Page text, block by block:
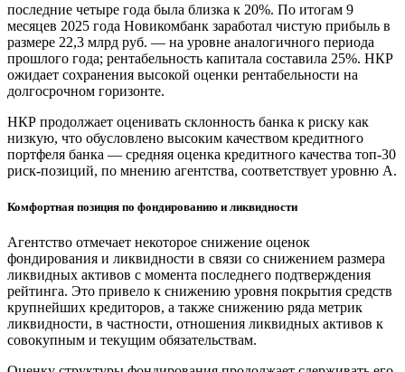
последние четыре года была близка к 20%. По итогам 9
месяцев 2025 года Новикомбанк заработал чистую прибыль в
размере 22,3 млрд руб. — на уровне аналогичного периода
прошлого года; рентабельность капитала составила 25%. НКР
ожидает сохранения высокой оценки рентабельности на
долгосрочном горизонте.
НКР продолжает оценивать склонность банка к риску как
низкую, что обусловлено высоким качеством кредитного
портфеля банка — средняя оценка кредитного качества топ-30
риск-позиций, по мнению агентства, соответствует уровню А.
Комфортная позиция по фондированию и ликвидности
Агентство отмечает некоторое снижение оценок
фондирования и ликвидности в связи со снижением размера
ликвидных активов с момента последнего подтверждения
рейтинга. Это привело к снижению уровня покрытия средств
крупнейших кредиторов, а также снижению ряда метрик
ликвидности, в частности, отношения ликвидных активов к
совокупным и текущим обязательствам.